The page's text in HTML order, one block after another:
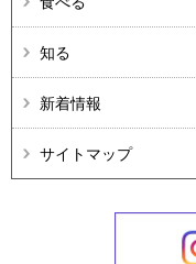
知る
新着情報
サイトマップ